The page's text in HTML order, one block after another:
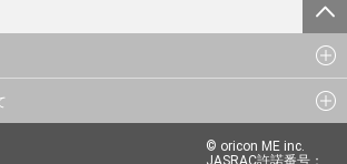
© oricon ME inc.
JASRAC許諾番号：